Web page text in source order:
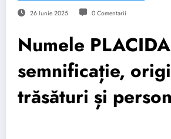
26 Iunie 2025 0 Comentarii
Numele
semnificație,
trăsături și